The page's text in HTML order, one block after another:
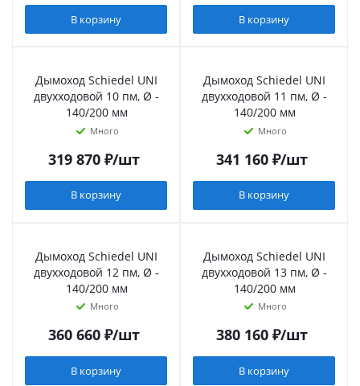
В корзину В корзину
Дымоход Schiedel UNI
двухходовой 10 пм, Ø -
140/200 мм
Много
319 870₽/шт
В корзину
Дымоход Schiedel UNI
двухходовой 11 пм, Ø -
140/200 мм
Много
341 160₽/шт
В корзину
Дымоход Schiedel UNI
двухходовой 12 пм, Ø -
140/200 мм
Много
360 660₽/шт
В корзину
Дымоход Schiedel UNI
двухходовой 13 пм, Ø -
140/200 мм
Много
380 160₽/шт
В корзину